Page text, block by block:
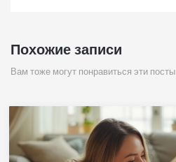
Похожие записи
Вам тоже могут понравиться эти посты